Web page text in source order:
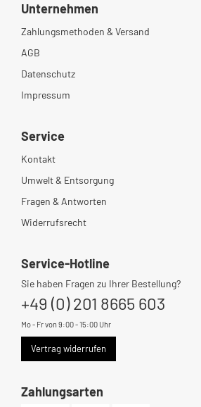
Unternehmen
Zahlungsmethoden & Versand
AGB
Datenschutz
Impressum
Service
Kontakt
Umwelt & Entsorgung
Fragen & Antworten
Widerrufsrecht
Service-Hotline
Sie haben Fragen zu Ihrer Bestellung?
+49 (0) 201 8665 603
Mo - Fr von 9:00 - 15:00 Uhr
Vertrag widerrufen
Zahlungsarten